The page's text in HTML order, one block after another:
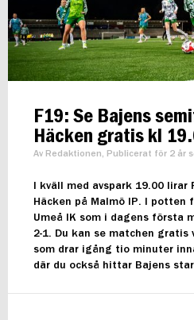
F19: Se Bajens
Häcken gratis kl
Av Redaktionen, Publicerat för 2 år
I kväll med avspark 19.00
Häcken på Malmö IP. I potten
Umeå IK som i dagens första
2-1. Du kan se matchen gratis
som drar igång tio minuter
där du också hittar Bajens